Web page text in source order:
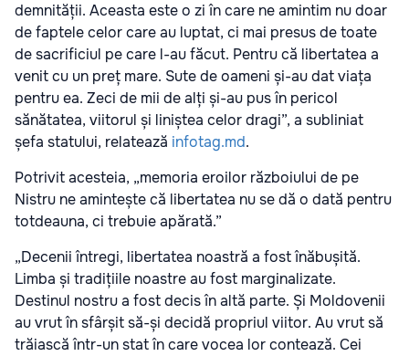
demnității. Aceasta este o zi în care ne amintim nu doar
de faptele celor care au luptat, ci mai presus de toate
de sacrificiul pe care l-au făcut. Pentru că libertatea a
venit cu un preț mare. Sute de oameni și-au dat viața
pentru ea. Zeci de mii de alți și-au pus în pericol
sănătatea, viitorul și liniștea celor dragi”, a subliniat
șefa statului, relatează infotag.md.
Potrivit acesteia, „memoria eroilor războiului de pe
Nistru ne amintește că libertatea nu se dă o dată pentru
totdeauna, ci trebuie apărată.”
„Decenii întregi, libertatea noastră a fost înăbușită.
Limba și tradițiile noastre au fost marginalizate.
Destinul nostru a fost decis în altă parte. Și Moldovenii
au vrut în sfârșit să-și decidă propriul viitor. Au vrut să
trăiască într-un stat în care vocea lor contează. Cei